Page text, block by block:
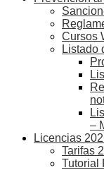
Cursos
Listado
–
Licencias
Tarifas
Tutorial